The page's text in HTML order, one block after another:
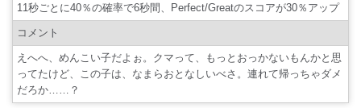
11秒ごとに40％の確率で6秒間、Perfect/Greatのスコアが30％アップ
コメント
えへへ、めんこい子だよぉ。クマって、もっとおっかないもんかと思
ってたけど、この子は、なまらおとなしいべさ。連れて帰っちゃダメ
だろか……？